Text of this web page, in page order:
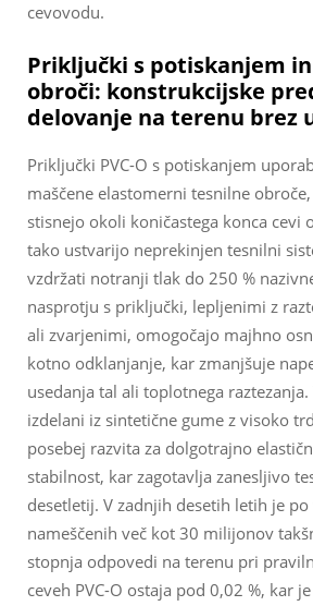
cevovodu.
Priključki s potiskanjem
obroči: konstrukcijske
delovanje na terenu brez
Priključki PVC-O s potiskanjem
maščene elastomerni tesnilne
stisnejo okoli koničastega konca cevi
tako ustvarijo neprekinjen tesnilni
vzdržati notranji tlak do 250 %
nasprotju s priključki, lepljenimi z
ali zvarjenimi, omogočajo majhno
kotno odklanjanje, kar zmanjšuje
usedanja tal ali toplotnega
izdelani iz sintetične gume z visoko
posebej razvita za dolgotrajno
stabilnost, kar zagotavlja zanesljivo
desetletij. V zadnjih desetih letih je po
nameščenih več kot 30 milijonov
stopnja odpovedi na terenu pri
ceveh PVC-O ostaja pod 0,02 %, kar